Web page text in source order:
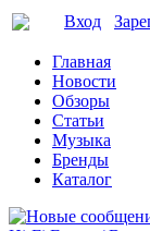
Вход
Главная
Новости
Обзоры
Статьи
Музыка
Бренды
Каталог